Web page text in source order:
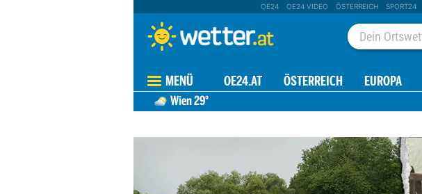
OE24 OE24 VIDEO ÖSTERREICH SPORT24
MENÜ OE24.AT ÖSTERREICH EUROPA
Wien29°